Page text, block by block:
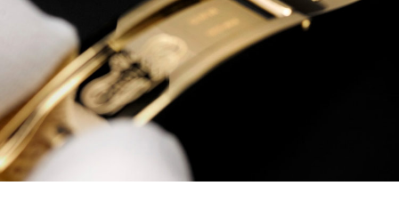
外大街甲6号华熙国际中心写字楼D座11层